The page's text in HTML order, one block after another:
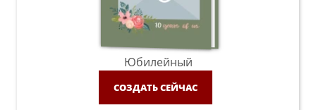
Юбилейный
СОЗДАТЬ СЕЙЧАС